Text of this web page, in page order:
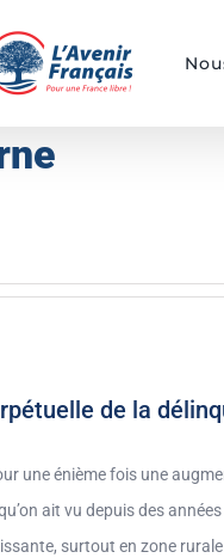
de la
une énième fois une
ait vu depuis des
surtout en zone